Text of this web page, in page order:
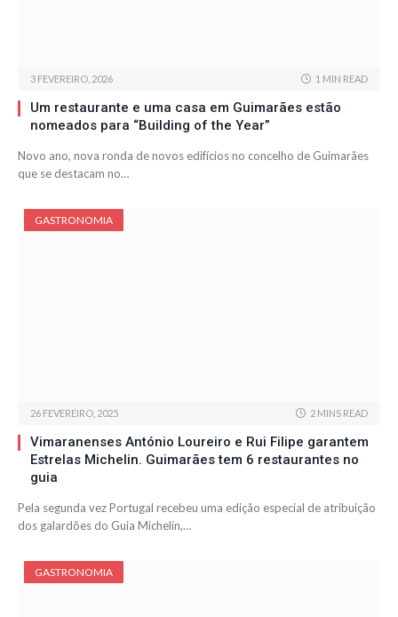
3 FEVEREIRO, 2026 1 MIN READ
Um restaurante e uma casa em Guimarães estão
nomeados para “Building of the Year”
Novo ano, nova ronda de novos edifícios no concelho de Guimarães
que se destacam no…
GASTRONOMIA
26 FEVEREIRO, 2025 2 MINS READ
Vimaranenses António Loureiro e Rui Filipe garantem
Estrelas Michelin. Guimarães tem 6 restaurantes no
guia
Pela segunda vez Portugal recebeu uma edição especial de atribuição
dos galardões do Guia Michelin,…
GASTRONOMIA